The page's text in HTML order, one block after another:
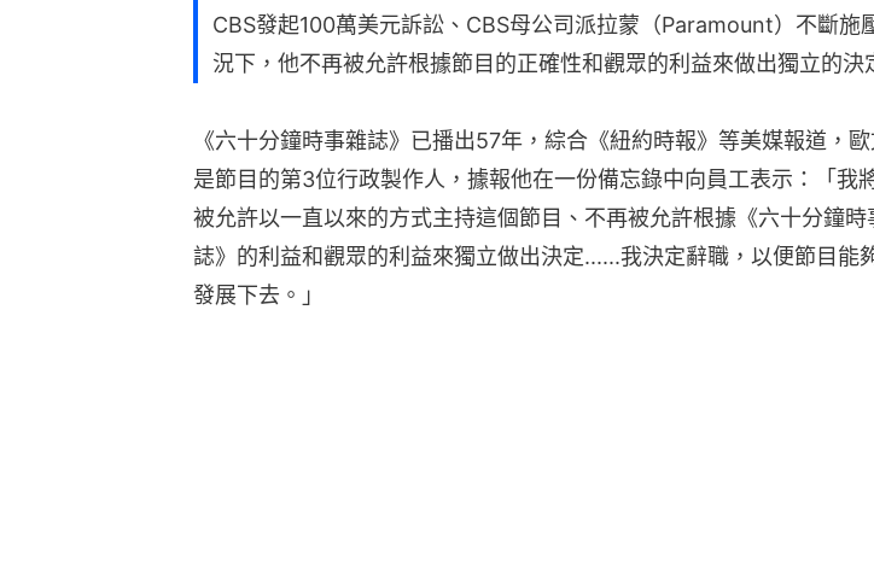
CBS發起100萬美元訴訟、CBS母公司派拉蒙（Paramount）不斷施
況下，他不再被允許根據節目的正確性和觀眾的利益來做出獨立的決
《六十分鐘時事雜誌》已播出57年，綜合《紐約時報》等美媒報道，
是節目的第3位行政製作人，據報他在一份備忘錄中向員工表示：「我
被允許以一直以來的方式主持這個節目、不再被允許根據《六十分鐘時
誌》的利益和觀眾的利益來獨立做出決定......我決定辭職，以便節目能
發展下去。」